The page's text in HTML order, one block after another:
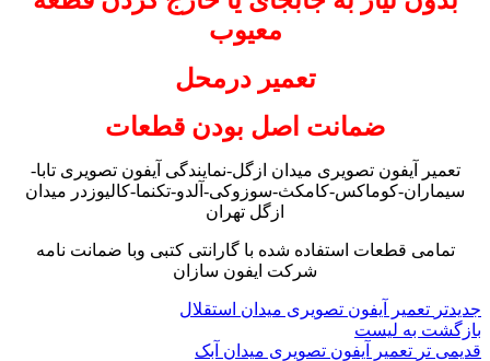
معیوب
تعمیر درمحل
ضمانت اصل بودن قطعات
تعمیر آیفون تصویری میدان ازگل-نمایندگی آیفون تصویری تابا-
سیماران-کوماکس-کامکث-سوزوکی-آلدو-تکنما-کالیوزدر میدان
ازگل تهران
تمامی قطعات استفاده شده با گارانتی کتبی وبا ضمانت نامه
شرکت ایفون سازان
جدیدتر تعمیر آیفون تصویری میدان استقلال
بازگشت به لیست
قدیمی تر تعمیر آیفون تصویری میدان آبک